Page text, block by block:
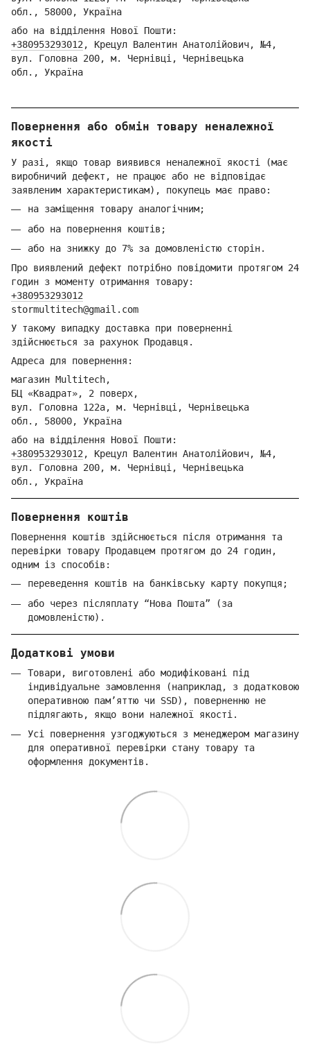
обл., 58000, Україна
або на відділення Нової Пошти:
+380953293012 , Крецул Валентин Анатолійович, №4,
вул. Головна 200, м. Чернівці, Чернівецька
обл., Україна
Повернення або обмін товару неналежної
якості
У разі, якщо товар виявився неналежної якості (має
виробничий дефект, не працює або не відповідає
заявленим характеристикам), покупець має право:
на заміщення товару аналогічним;
або на повернення коштів;
або на знижку до 7% за домовленістю сторін.
Про виявлений дефект потрібно повідомити протягом 24
годин з моменту отримання товару:
+380953293012
stormultitech@gmail.com
У такому випадку доставка при поверненні
здійснюється за рахунок Продавця.
Адреса для повернення:
магазин Multitech,
БЦ «Квадрат», 2 поверх,
вул. Головна 122а, м. Чернівці, Чернівецька
обл., 58000, Україна
або на відділення Нової Пошти:
+380953293012, Крецул Валентин Анатолійович, №4,
вул. Головна 200, м. Чернівці, Чернівецька
обл., Україна
Повернення коштів
Повернення коштів здійснюється після отримання та
перевірки товару Продавцем протягом до 24 годин,
одним із способів:
переведення коштів на банківську карту покупця;
або через післяплату “Нова Пошта” (за
домовленістю).
Додаткові умови
Товари, виготовлені або модифіковані під
індивідуальне замовлення (наприклад, з додатковою
оперативною пам’яттю чи SSD), поверненню не
підлягають, якщо вони належної якості.
Усі повернення узгоджуються з менеджером магазину
для оперативної перевірки стану товару та
оформлення документів.